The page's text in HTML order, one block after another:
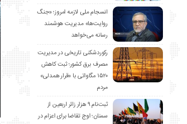
انسجام ملی لازمه امروز؛ «جنگ
روایت‌ها» مدیریت هوشمند
رسانه می‌خواهد
رکوردشکنی تاریخی در مدیریت
مصرف برق کشور؛ ثبت کاهش
۱۵۲۰ مگاواتی با «قرار همدلی»
مردم
ثبت‌نام ۹ هزار زائر اربعین از
سمنان؛ اوج تقاضا برای اعزام در